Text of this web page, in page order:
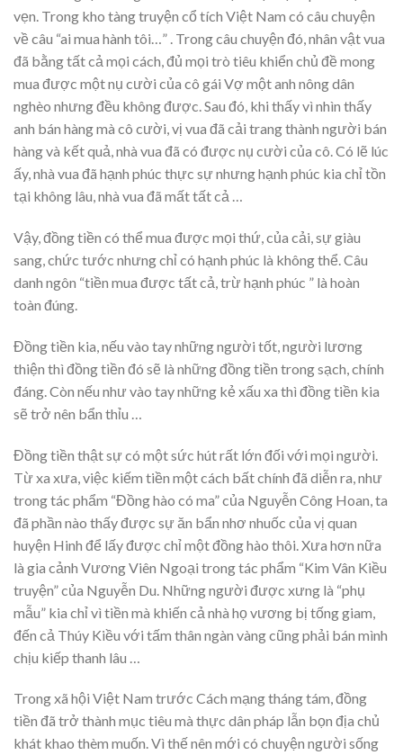
vẹn. Trong kho tàng truyện cổ tích Việt Nam có câu chuyện
về câu “ai mua hành tôi…” . Trong câu chuyện đó, nhân vật vua
đã bằng tất cả mọi cách, đủ mọi trò tiêu khiển chủ đề mong
mua được một nụ cười của cô gái Vợ một anh nông dân
nghèo nhưng đều không được. Sau đó, khi thấy vì nhìn thấy
anh bán hàng mà cô cười, vị vua đã cải trang thành người bán
hàng và kết quả, nhà vua đã có được nụ cười của cô. Có lẽ lúc
ấy, nhà vua đã hạnh phúc thực sự nhưng hạnh phúc kia chỉ tồn
tại không lâu, nhà vua đã mất tất cả …
Vậy, đồng tiền có thể mua được mọi thứ, của cải, sự giàu
sang, chức tước nhưng chỉ có hạnh phúc là không thể. Câu
danh ngôn “tiền mua được tất cả, trừ hạnh phúc ” là hoàn
toàn đúng.
Đồng tiền kia, nếu vào tay những người tốt, người lương
thiện thì đồng tiền đó sẽ là những đồng tiền trong sạch, chính
đáng. Còn nếu như vào tay những kẻ xấu xa thì đồng tiền kia
sẽ trở nên bẩn thỉu …
Đồng tiền thật sự có một sức hút rất lớn đối với mọi người.
Từ xa xưa, việc kiếm tiền một cách bất chính đã diễn ra, như
trong tác phẩm “Đồng hào có ma” của Nguyễn Công Hoan, ta
đã phần nào thấy được sự ăn bẩn nhơ nhuốc của vị quan
huyện Hinh để lấy được chỉ một đồng hào thôi. Xưa hơn nữa
là gia cảnh Vương Viên Ngoại trong tác phẩm “Kim Vân Kiều
truyện” của Nguyễn Du. Những người được xưng là “phụ
mẫu” kia chỉ vì tiền mà khiến cả nhà họ vương bị tống giam,
đến cả Thúy Kiều với tấm thân ngàn vàng cũng phải bán mình
chịu kiếp thanh lâu …
Trong xã hội Việt Nam trước Cách mạng tháng tám, đồng
tiền đã trở thành mục tiêu mà thực dân pháp lẫn bọn địa chủ
khát khao thèm muốn. Vì thế nên mới có chuyện người sống